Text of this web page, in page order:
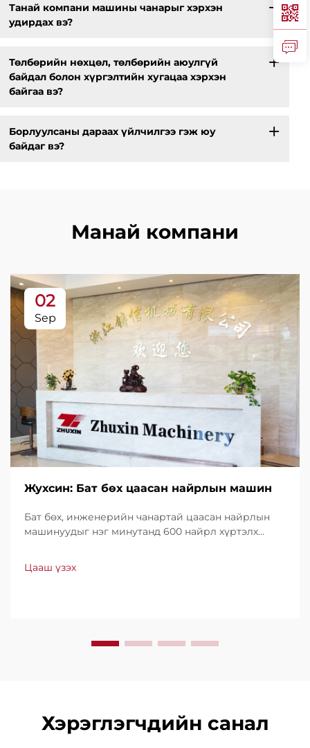
Танай компани машины чанарыг хэрхэн
удирдах вэ?
Төлбөрийн нөхцөл, төлбөрийн аюулгүй
байдал болон хүргэлтийн хугацаа хэрхэн
байгаа вэ?
Борлуулсаны дараах үйлчилгээ гэж юу
байдаг вэ?
Манай компани
02
Sep
Жухсин: Бат бөх цаасан найрлын машин
Бат бөх, инженерийн чанартай цаасан найрлын
машинуудыг нэг минутанд 600 найрл хүртэлх
дэлхийн хэмжээнд итгэл үнэнчээр ашиглагддаг.
Цааш үзэх
Хэрэглэгчдийн санал